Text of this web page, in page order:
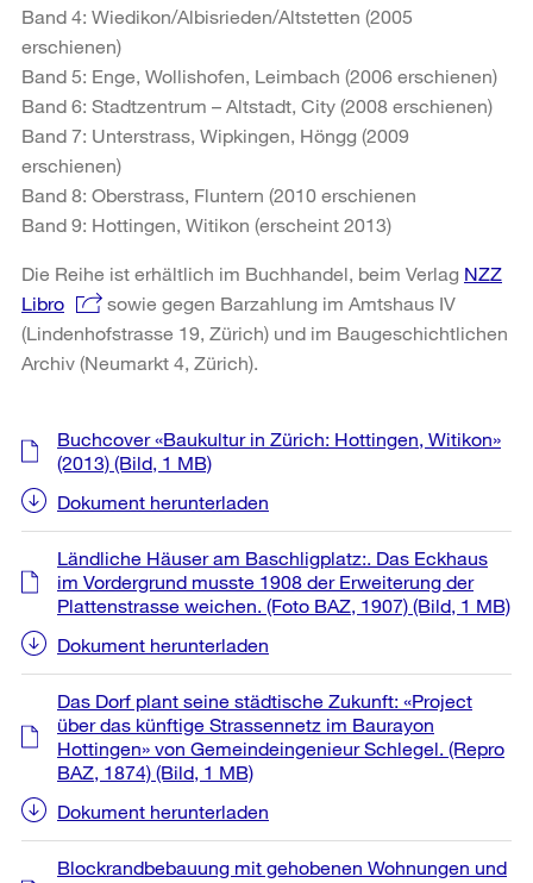
Band 4: Wiedikon/Albisrieden/Altstetten (2005
erschienen)
Band 5: Enge, Wollishofen, Leimbach (2006 erschienen)
Band 6: Stadtzentrum – Altstadt, City (2008 erschienen)
Band 7: Unterstrass, Wipkingen, Höngg (2009
erschienen)
Band 8: Oberstrass, Fluntern (2010 erschienen
Band 9: Hottingen, Witikon (erscheint 2013)
Die Reihe ist erhältlich im Buchhandel, beim Verlag NZZ
Libro
sowie gegen Barzahlung im Amtshaus IV
(Lindenhofstrasse 19, Zürich) und im Baugeschichtlichen
Archiv (Neumarkt 4, Zürich).
Weitere
Informationen
Buchcover «Baukultur in Zürich: Hottingen, Witikon»
(2013) (Bild, 1 MB)
Dokument herunterladen
Ländliche Häuser am Baschligplatz:. Das Eckhaus
im Vordergrund musste 1908 der Erweiterung der
Plattenstrasse weichen. (Foto BAZ, 1907) (Bild, 1 MB)
Dokument herunterladen
Das Dorf plant seine städtische Zukunft: «Project
über das künftige Strassennetz im Baurayon
Hottingen» von Gemeindeingenieur Schlegel. (Repro
BAZ, 1874) (Bild, 1 MB)
Dokument herunterladen
Blockrandbebauung mit gehobenen Wohnungen und